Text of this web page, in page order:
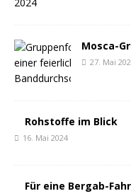
Mosca-
27. Mai
Rohstoffe im Blick
16. Mai 2024
Für eine Bergab-